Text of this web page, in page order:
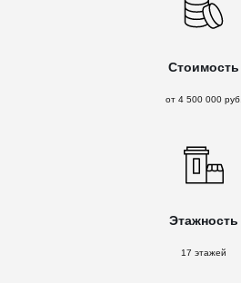
Стоимость
от 4 500 000 руб.
Этажность
17 этажей